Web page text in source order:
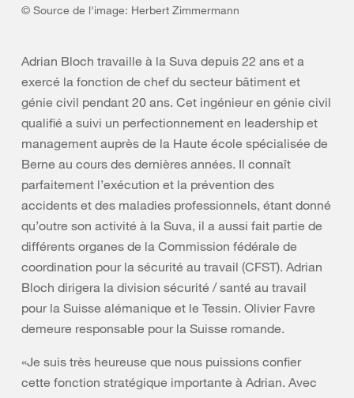
© Source de l'image: Herbert Zimmermann
Adrian Bloch travaille à la Suva depuis 22 ans et a
exercé la fonction de chef du secteur bâtiment et
génie civil pendant 20 ans. Cet ingénieur en génie civil
qualifié a suivi un perfectionnement en leadership et
management auprès de la Haute école spécialisée de
Berne au cours des dernières années. Il connaît
parfaitement l’exécution et la prévention des
accidents et des maladies professionnels, étant donné
qu’outre son activité à la Suva, il a aussi fait partie de
différents organes de la Commission fédérale de
coordination pour la sécurité au travail (CFST). Adrian
Bloch dirigera la division sécurité / santé au travail
pour la Suisse alémanique et le Tessin. Olivier Favre
demeure responsable pour la Suisse romande.
«Je suis très heureuse que nous puissions confier
cette fonction stratégique importante à Adrian. Avec